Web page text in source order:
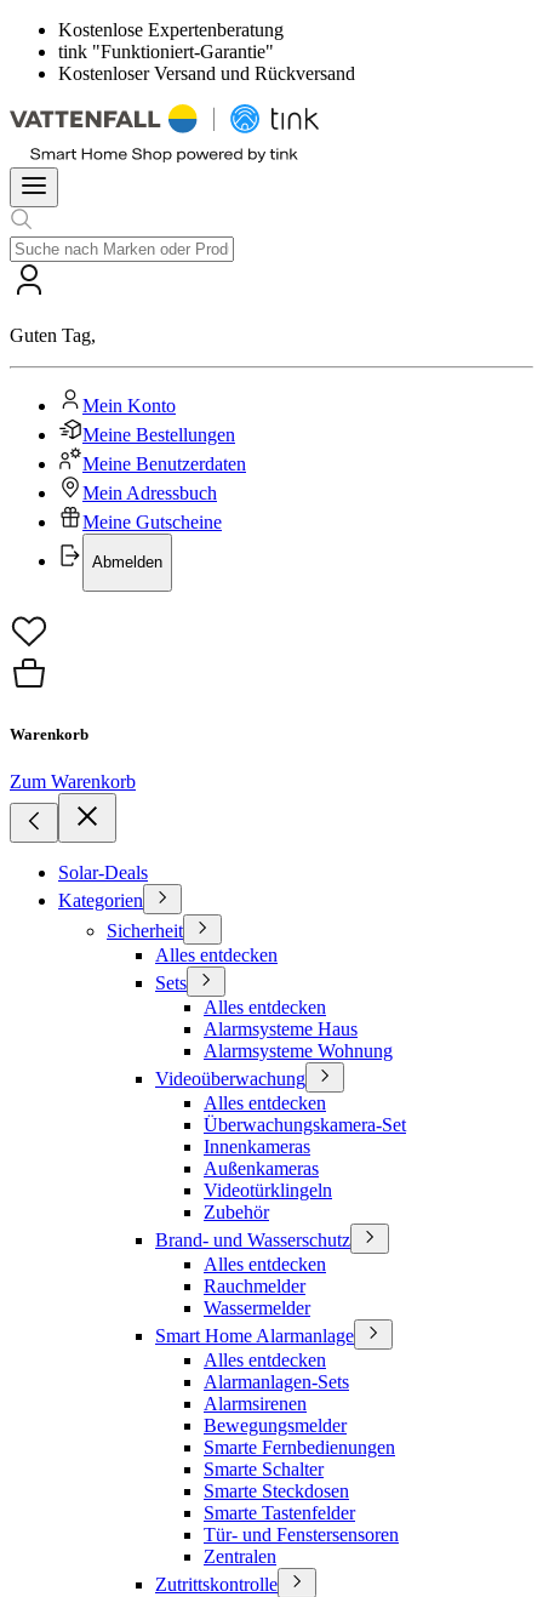
Kostenlose Expertenberatung
tink "Funktioniert-Garantie"
Kostenloser Versand und Rückversand
Guten Tag,
Mein Konto
Meine Bestellungen
Meine Benutzerdaten
Mein Adressbuch
Meine Gutscheine
Abmelden
Warenkorb
Zum Warenkorb
Solar-Deals
Kategorien
Sicherheit
Alles entdecken
Sets
Alles entdecken
Alarmsysteme Haus
Alarmsysteme Wohnung
Videoüberwachung
Alles entdecken
Überwachungskamera-Set
Innenkameras
Außenkameras
Videotürklingeln
Zubehör
Brand- und Wasserschutz
Alles entdecken
Rauchmelder
Wassermelder
Smart Home Alarmanlage
Alles entdecken
Alarmanlagen-Sets
Alarmsirenen
Bewegungsmelder
Smarte Fernbedienungen
Smarte Schalter
Smarte Steckdosen
Smarte Tastenfelder
Tür- und Fenstersensoren
Zentralen
Zutrittskontrolle